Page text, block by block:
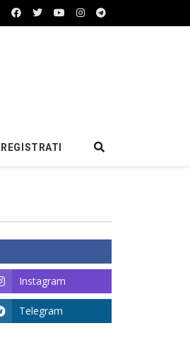
REGISTRATI
Instagram
Telegram